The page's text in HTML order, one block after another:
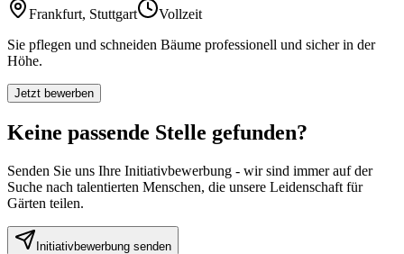
Frankfurt, Stuttgart
Vollzeit
Sie pflegen und schneiden Bäume professionell und sicher in der
Höhe.
Jetzt bewerben
Keine passende Stelle gefunden?
Senden Sie uns Ihre Initiativbewerbung - wir sind immer auf der
Suche nach talentierten Menschen, die unsere Leidenschaft für
Gärten teilen.
Initiativbewerbung senden